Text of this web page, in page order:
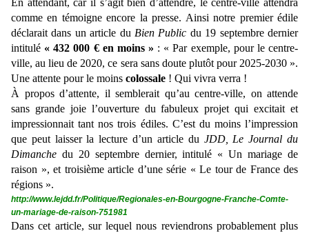
En attendant, car il s’agit bien d’attendre, le centre-ville attendra
comme en témoigne encore la presse. Ainsi notre premier édile
déclarait dans un article du Bien Public du 19 septembre dernier
intitulé « 432 000 € en moins » : « Par exemple, pour le centre-
ville, au lieu de 2020, ce sera sans doute plutôt pour 2025-2030 ».
Une attente pour le moins colossale ! Qui vivra verra !
À propos d’attente, il semblerait qu’au centre-ville, on attende
sans grande joie l’ouverture du fabuleux projet qui excitait et
impressionnait tant nos trois édiles. C’est du moins l’impression
que peut laisser la lecture d’un article du JDD, Le Journal du
Dimanche du 20 septembre dernier, intitulé « Un mariage de
raison », et troisième article d’une série « Le tour de France des
régions ».
http://www.lejdd.fr/Politique/Regionales-en-Bourgogne-Franche-Comte-
un-mariage-de-raison-751981
Dans cet article, sur lequel nous reviendrons probablement plus